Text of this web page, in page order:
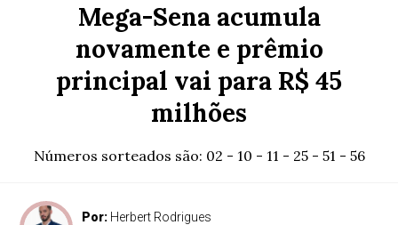
Mega-Sena acumula
novamente e prêmio
principal vai para R$ 45
milhões
Números sorteados são: 02 - 10 - 11 - 25 - 51 - 56
Por: Herbert Rodrigues